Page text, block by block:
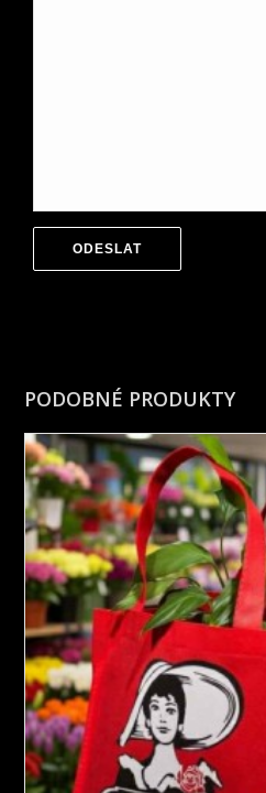
PODOBNÉ PRODUKTY